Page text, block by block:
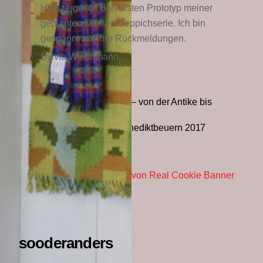
sooderanders
Hier zeige ich den ersten Prototyp meiner
geplanten Damast-Teppichserie. Ich bin
gespannt auf ihre Rückmeldungen.
Sylvia Wiechmann
Textile Techniken – von der Antike bis
Heute
Textilmarkt Benediktbeuern 2017
Consent Management Platform von Real Cookie Banner